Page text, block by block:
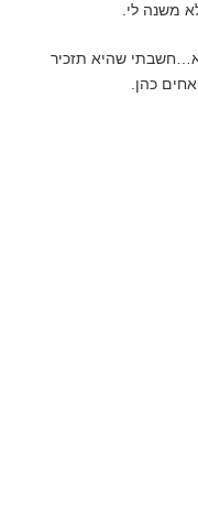
משנה לי.
שהיא תזכיר
כהן.